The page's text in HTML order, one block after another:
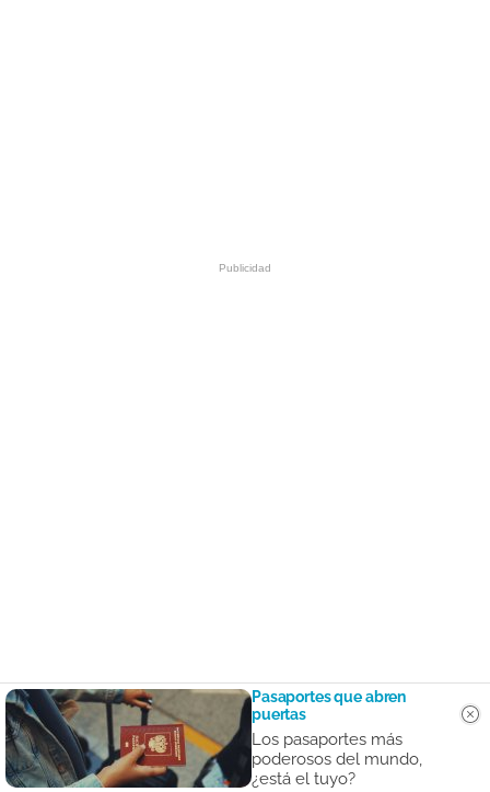
Pasaportes que abren
puertas
Los pasaportes más
poderosos del mundo,
¿está el tuyo?